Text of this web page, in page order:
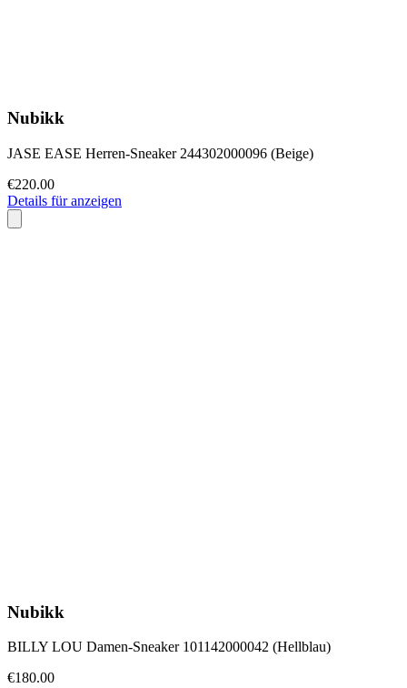
Nubikk
JASE EASE Herren-Sneaker 244302000096 (Beige)
€220.00
Details für anzeigen
Nubikk
BILLY LOU Damen-Sneaker 101142000042 (Hellblau)
€180.00